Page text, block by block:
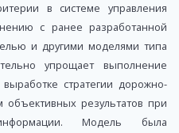
в системе управления
с ранее разработанной
и другими моделями типа
упрощает выполнение
стратегии дорожно-
результатов при
Модель была